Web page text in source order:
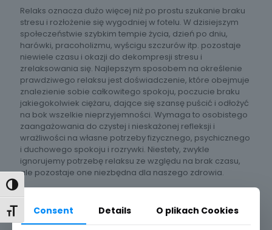
Toggle High Contrast
Toggle Font size
Relaks oznacza dużo więcej niż po prostu szukanie braku
stresu i rozłożenie się wygodniej w fotelu. W dzisiejszym
społeczeństwie szybkim tempie życia, dzień po dniu,
harówki, pracoholizmu, wyścigu szczurów itp. pozostaje
niewiele czasu i okazji do dekompresji stresu i
zrelaksowania się. Najlepszym sposobem na określenie
prawdziwego relaksu jest doświadczenie, które obejmuje
znalezienie sobie całkowitego spokoju, poczucie braku
jakiegokolwiek ciężaru, dające się szansę puścić i odłożyć
na bok wszelkie nieprzyjemności. Wymaga to osobistego
zaangażowania do czystej i nieskażonej refleksji i
wrażliwości na własne potrzeby fizycznego, psychicznego
i duchowego spokoju i rozrywki. Niestety, zwykle
ignorujemy potrzebę relaksu ze względu na brak czasu,
ale pozostaje one niezbędna dla naszego zdrowia.
Consent Details O plikach Cookies